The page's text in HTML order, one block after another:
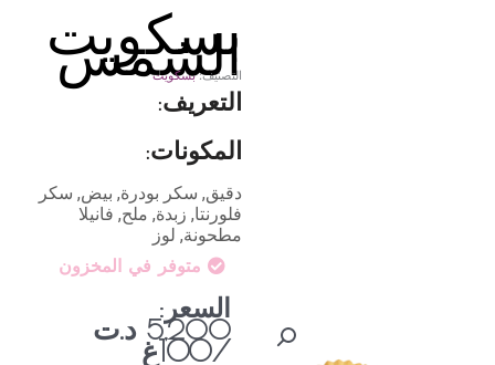
بسكويت
الشمسالتصنيف:بسكويت
التعريف:
المكونات:
دقيق, سكر بودرة, بيض, سكر
فلورنتا, زبدة, ملح, فانيلا
مطحونة, لوز
متوفر في المخزون
السعر:
5,200 د.ت